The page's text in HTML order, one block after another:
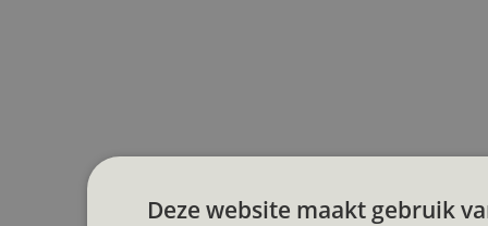
Deze website maakt gebruik